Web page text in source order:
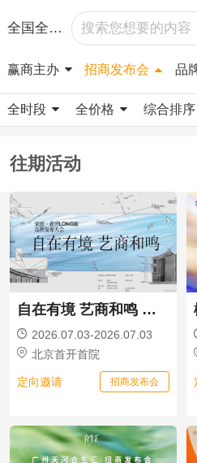
全国全国
赢商主办 招商发布会 品
全时段 全价格 综合排序
往期活动
自在有境 艺商和鸣 宋庄·首开LONG街品牌发布大会
2026.07.03-2026.07.03
北京首开首院
定向邀请 招商发布会